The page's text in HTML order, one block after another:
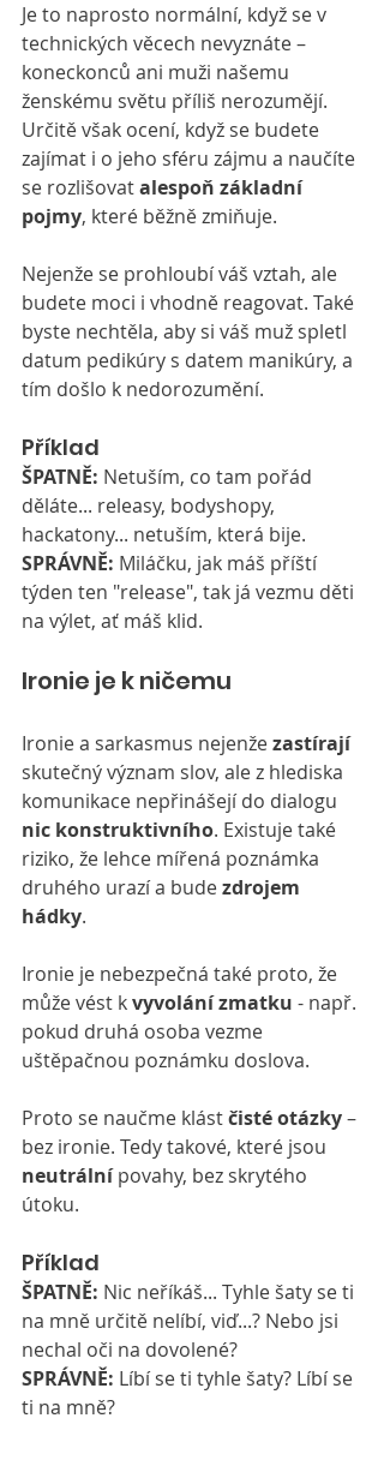
Je to naprosto normální, když se v
technických věcech nevyznáte –
koneckonců ani muži našemu
ženskému světu příliš nerozumějí.
Určitě však ocení, když se budete
zajímat i o jeho sféru zájmu a naučíte
se rozlišovat alespoň základní
pojmy, které běžně zmiňuje.
Nejenže se prohloubí váš vztah, ale
budete moci i vhodně reagovat. Také
byste nechtěla, aby si váš muž spletl
datum pedikúry s datem manikúry, a
tím došlo k nedorozumění.
Příklad
ŠPATNĚ: Netuším, co tam pořád
děláte... releasy, bodyshopy,
hackatony... netuším, která bije.
SPRÁVNĚ: Miláčku, jak máš příští
týden ten "release", tak já vezmu děti
na výlet, ať máš klid.
Ironie je k ničemu
Ironie a sarkasmus nejenže zastírají
skutečný význam slov, ale z hlediska
komunikace nepřinášejí do dialogu
nic konstruktivního. Existuje také
riziko, že lehce mířená poznámka
druhého urazí a bude zdrojem
hádky.
Ironie je nebezpečná také proto, že
může vést k vyvolání zmatku - např.
pokud druhá osoba vezme
uštěpačnou poznámku doslova.
Proto se naučme klást čisté otázky –
bez ironie. Tedy takové, které jsou
neutrální povahy, bez skrytého
útoku.
Příklad
ŠPATNĚ: Nic neříkáš... Tyhle šaty se ti
na mně určitě nelíbí, viď...? Nebo jsi
nechal oči na dovolené?
SPRÁVNĚ: Líbí se ti tyhle šaty? Líbí se
ti na mně?